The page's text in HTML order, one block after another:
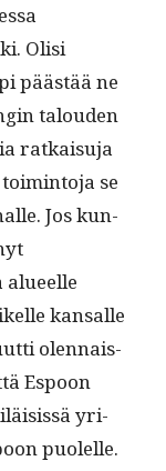
Olisi
päästää ne
talouden
ratkaisu­ja
se
Jos kun­
alueelle
kansalle
olen­nais­
Espoon
yri­
puolelle.